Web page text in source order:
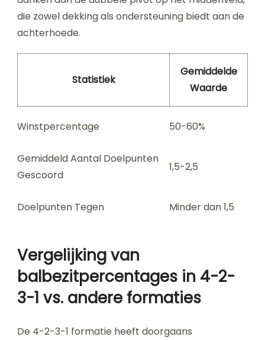
die zowel dekking als ondersteuning biedt aan de
achterhoede.
Statistiek
Gemiddelde
Waarde
Winstpercentage 50-60%
Gemiddeld Aantal Doelpunten
Gescoord
1,5-2,5
Doelpunten Tegen Minder dan 1,5
Vergelijking van
balbezitpercentages in 4-2-
3-1 vs. andere formaties
De 4-2-3-1 formatie heeft doorgaans